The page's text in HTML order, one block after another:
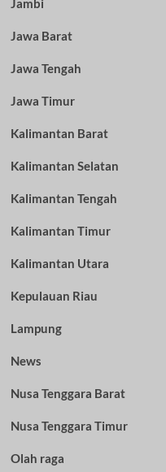
Jambi
Jawa Barat
Jawa Tengah
Jawa Timur
Kalimantan Barat
Kalimantan Selatan
Kalimantan Tengah
Kalimantan Timur
Kalimantan Utara
Kepulauan Riau
Lampung
News
Nusa Tenggara Barat
Nusa Tenggara Timur
Olah raga